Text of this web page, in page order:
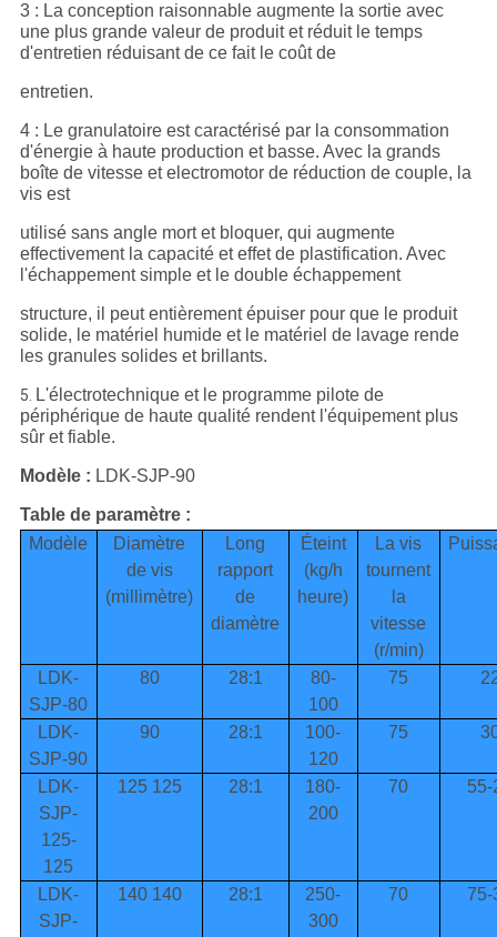
3 : La conception raisonnable augmente la sortie avec
une plus grande valeur de produit et réduit le temps
d'entretien réduisant de ce fait le coût de
entretien.
4 : Le granulatoire est caractérisé par la consommation
d'énergie à haute production et basse. Avec la grands
boîte de vitesse et electromotor de réduction de couple, la
vis est
utilisé sans angle mort et bloquer, qui augmente
effectivement la capacité et effet de plastification. Avec
l'échappement simple et le double échappement
structure, il peut entièrement épuiser pour que le produit
solide, le matériel humide et le matériel de lavage rende
les granules solides et brillants.
5. L'électrotechnique et le programme pilote de
périphérique de haute qualité rendent l'équipement plus
sûr et fiable.
Modèle : LDK-SJP-90
Table de paramètre :
Modèle
Diamètre
de vis
(millimètre)
Long
rapport
de
diamètre
Éteint
(kg/h
heure)
La vis
tournent
la
vitesse
(r/min)
LDK-
SJP-80
80 28:1
80-
100
75
LDK-
SJP-90
90 28:1
100-
120
75
LDK-
SJP-
125-
125
125 125 28:1
180-
200
70 55-
LDK-
SJP-
140 140 28:1
250-
300
70 75-